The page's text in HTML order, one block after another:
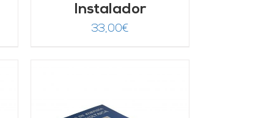
Instalador
33,00€